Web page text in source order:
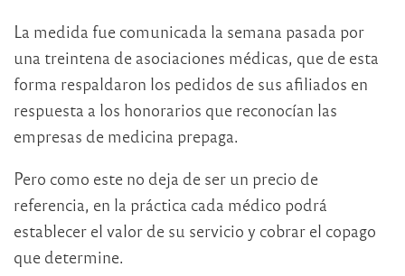
La medida fue comunicada la semana pasada por
una treintena de asociaciones médicas, que de esta
forma respaldaron los pedidos de sus afiliados en
respuesta a los honorarios que reconocían las
empresas de medicina prepaga.
Pero como este no deja de ser un precio de
referencia, en la práctica cada médico podrá
establecer el valor de su servicio y cobrar el copago
que determine.